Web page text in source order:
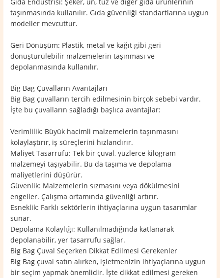
taşınmasında kullanılır. Gıda güvenliği standartlarına uygun
modeller mevcuttur.
Geri Dönüşüm: Plastik, metal ve kağıt gibi geri
dönüştürülebilir malzemelerin taşınması ve
depolanmasında kullanılır.
Big Bag Çuvalların Avantajları
Big Bag çuvalların tercih edilmesinin birçok sebebi vardır.
İşte bu çuvalların sağladığı başlıca avantajlar:
Verimlilik: Büyük hacimli malzemelerin taşınmasını
kolaylaştırır, iş süreçlerini hızlandırır.
Maliyet Tasarrufu: Tek bir çuval, yüzlerce kilogram
malzemeyi taşıyabilir. Bu da taşıma ve depolama
maliyetlerini düşürür.
Güvenlik: Malzemelerin sızmasını veya dökülmesini
engeller. Çalışma ortamında güvenliği artırır.
Esneklik: Farklı sektörlerin ihtiyaçlarına uygun tasarımlar
sunar.
Depolama Kolaylığı: Kullanılmadığında katlanarak
depolanabilir, yer tasarrufu sağlar.
Big Bag Çuval Seçerken Dikkat Edilmesi Gerekenler
Big Bag çuval satın alırken, işletmenizin ihtiyaçlarına uygun
bir seçim yapmak önemlidir. İşte dikkat edilmesi gereken